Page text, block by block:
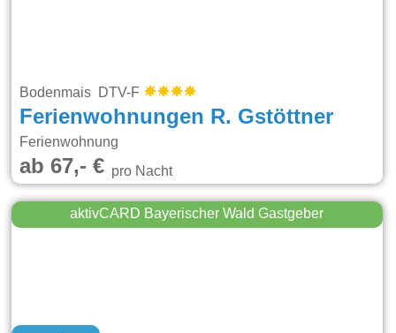
Bodenmais DTV-F
Ferienwohnungen R. Gstöttner
Ferienwohnung
ab 67,- €pro Nacht
aktivCARD Bayerischer Wald Gastgeber